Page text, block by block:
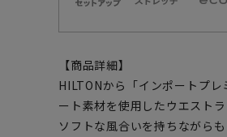
【商品詳細】
HILTONから「インポートプ
ート素材を使用したウエスト
ソフトな風合いを持ちながら